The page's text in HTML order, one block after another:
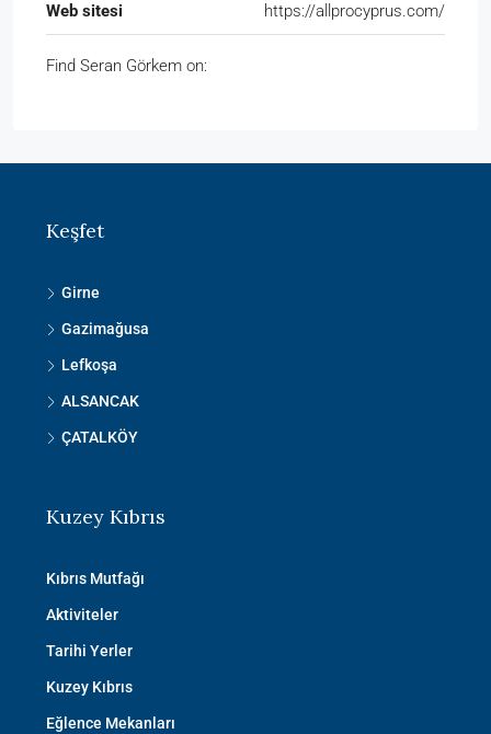
Web sitesi https://allprocyprus.com/
Find Seran Görkem on:
Keşfet
Girne
Gazimağusa
Lefkoşa
ALSANCAK
ÇATALKÖY
Kuzey Kıbrıs
Kıbrıs Mutfağı
Aktiviteler
Tarihi Yerler
Kuzey Kıbrıs
Eğlence Mekanları